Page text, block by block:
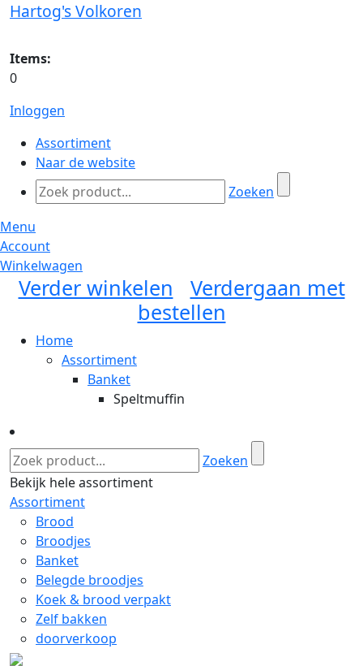
Hartog's Volkoren
Items:
0
Inloggen
Assortiment
Naar de website
Zoeken
Menu
Account
Winkelwagen
Verder winkelen
Verdergaan met
bestellen
Home
Assortiment
Banket
Speltmuffin
Zoeken
Bekijk hele assortiment
Assortiment
Brood
Broodjes
Banket
Belegde broodjes
Koek & brood verpakt
Zelf bakken
doorverkoop